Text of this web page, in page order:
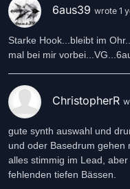
6aus39 wrote 1
Starke Hook...bleibt im
mal bei mir
ChristopherR
gute synth auswahl und
und oder Basedrum gehen
alles stimmig im Lead,
fehlenden tiefen Bässen.